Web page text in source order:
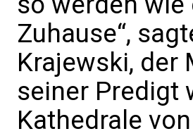
Zuhause“,
Krajewski, der
seiner Predigt
Kathedrale